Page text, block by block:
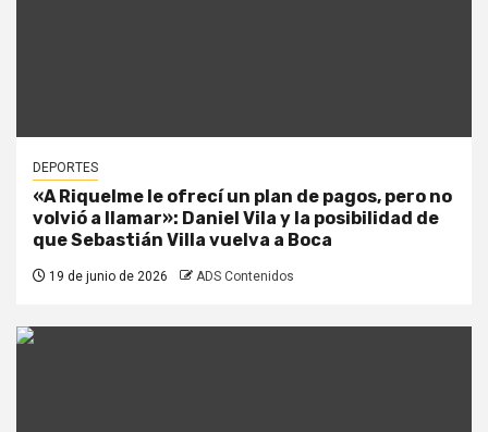
DEPORTES
«A Riquelme le ofrecí un plan de pagos, pero no
volvió a llamar»: Daniel Vila y la posibilidad de
que Sebastián Villa vuelva a Boca
19 de junio de 2026 ADS Contenidos